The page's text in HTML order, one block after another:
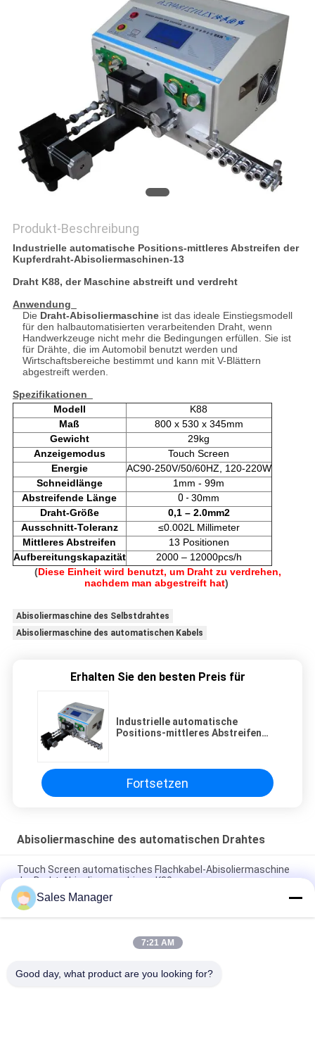
PRIVACY
POLICY
Produkt-Beschreibung
Industrielle automatische Positions-mittleres Abstreifen der
Kupferdraht-Abisoliermaschinen-13
Draht K88, der Maschine abstreift und verdreht
Anwendung
Die Draht-Abisoliermaschineist das ideale Einstiegsmodell
für den halbautomatisierten verarbeitenden Draht, wenn
Handwerkzeuge nicht mehr die Bedingungen erfüllen. Sie ist
für Drähte, die im Automobil benutzt werden und
Wirtschaftsbereiche bestimmt und kann mit V-Blättern
abgestreift werden.
Spezifikationen
Modell
K88
Maß
800 x 530 x 345mm
Gewicht
29kg
Anzeigemodus
Touch Screen
Energie
AC90-250V/50/60HZ, 120-220W
Schneidlänge
1mm - 99m
Abstreifende Länge
0 -30mm
Draht-Größe
0,1 – 2.0mm2
Ausschnitt-Toleranz
≤0.002L Millimeter
Mittleres Abstreifen
13 Positionen
Aufbereitungskapazität
2000 – 12000pcs/h
(Diese Einheit wird benutzt, um Draht zu verdrehen,
nachdem man abgestreift hat)
Abisoliermaschine des Selbstdrahtes
Abisoliermaschine des automatischen Kabels
Erhalten Sie den besten Preis für
Industrielle automatische
Positions-mittleres Abstreifen
Fortsetzen
Abisoliermaschine des automatischen Drahtes
Touch Screen automatisches Flachkabel-Abisoliermaschine
der Draht-Abisoliermaschinen-K80
Automatischer Abisoliermaschinen-Draht des Draht-K88, der
Maschine abstreift und verdreht
Doppelter automatischer Draht-Abisoliermaschine mit Noten-
Sales Manager
7:21 AM
Good day, what product are you looking for?